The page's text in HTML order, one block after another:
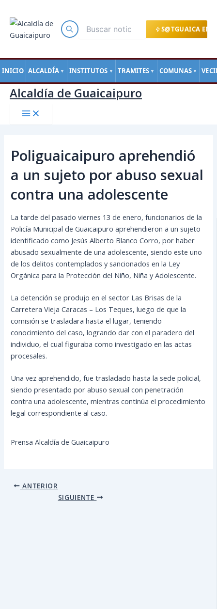
S@TGUAICA EN
INICIO ALCALDÍA ▼ INSTITUTOS ▼ TRAMITES ▼ COMUNAS ▼
contenido
Alcaldía de Guaicaipuro
Poliguaicaipuro aprehendió
a un sujeto por abuso sexual
contra una adolescente
La tarde del pasado viernes 13 de enero, funcionarios de la
Policía Municipal de Guaicaipuro aprehendieron a un sujeto
identificado como Jesús Alberto Blanco Corro, por haber
abusado sexualmente de una adolescente, siendo este uno
de los delitos contemplados y sancionados en la Ley
Orgánica para la Protección del Niño, Niña y Adolescente.
La detención se produjo en el sector Las Brisas de la
Carretera Vieja Caracas – Los Teques, luego de que la
comisión se trasladara hasta el lugar, teniendo
conocimiento del caso, logrando dar con el paradero del
individuo, el cual figuraba como investigado en las actas
procesales.
Una vez aprehendido, fue trasladado hasta la sede policial,
siendo presentado por abuso sexual con penetración
contra una adolescente, mientras continúa el procedimiento
legal correspondiente al caso.
Prensa Alcaldía de Guaicaipuro
de
entradas
ANTERIOR
SIGUIENTE